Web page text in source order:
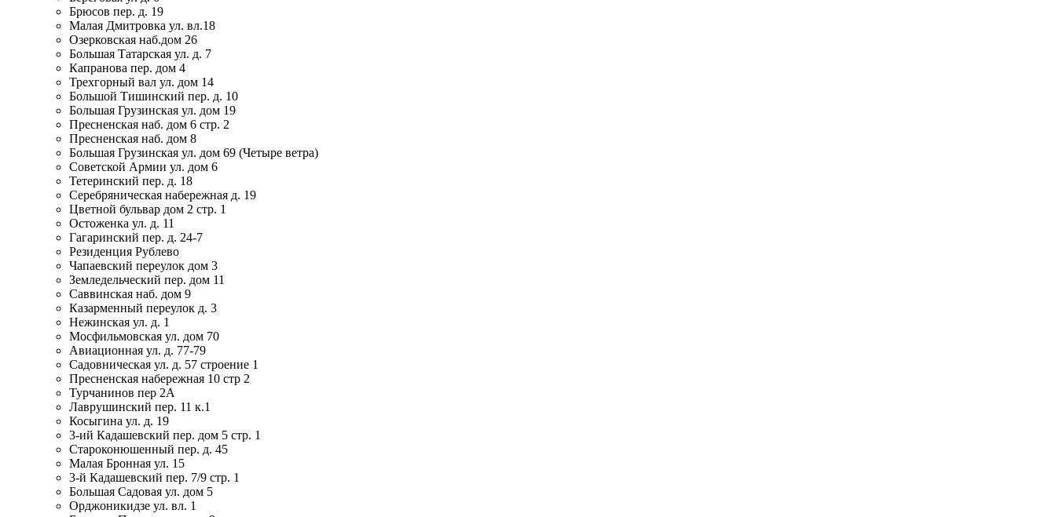
Брюсов пер. д. 19
Малая Дмитровка ул. вл.18
Озерковская наб.дом 26
Большая Татарская ул. д. 7
Капранова пер. дом 4
Трехгорный вал ул. дом 14
Большой Тишинский пер. д. 10
Большая Грузинская ул. дом 19
Пресненская наб. дом 6 стр. 2
Пресненская наб. дом 8
Большая Грузинская ул. дом 69 (Четыре ветра)
Советской Армии ул. дом 6
Тетеринский пер. д. 18
Серебряническая набережная д. 19
Цветной бульвар дом 2 стр. 1
Остоженка ул. д. 11
Гагаринский пер. д. 24-7
Резиденция Рублево
Чапаевский переулок дом 3
Земледельческий пер. дом 11
Саввинская наб. дом 9
Казарменный переулок д. 3
Нежинская ул. д. 1
Мосфильмовская ул. дом 70
Авиационная ул. д. 77-79
Садовническая ул. д. 57 строение 1
Пресненская набережная 10 стр 2
Турчанинов пер 2А
Лаврушинский пер. 11 к.1
Косыгина ул. д. 19
3-ий Кадашевский пер. дом 5 стр. 1
Староконюшенный пер. д. 45
Малая Бронная ул. 15
3-й Кадашевский пер. 7/9 стр. 1
Большая Садовая ул. дом 5
Орджоникидзе ул. вл. 1